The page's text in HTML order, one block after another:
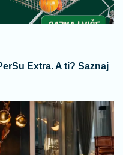
Extra. A ti? Saznaj